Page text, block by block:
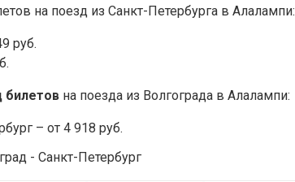
на поезд из Санкт-Петербурга в Алалампи:
руб.
на поезда из Волгограда в Алалампи:
– от 4 918 руб.
- Санкт-Петербург